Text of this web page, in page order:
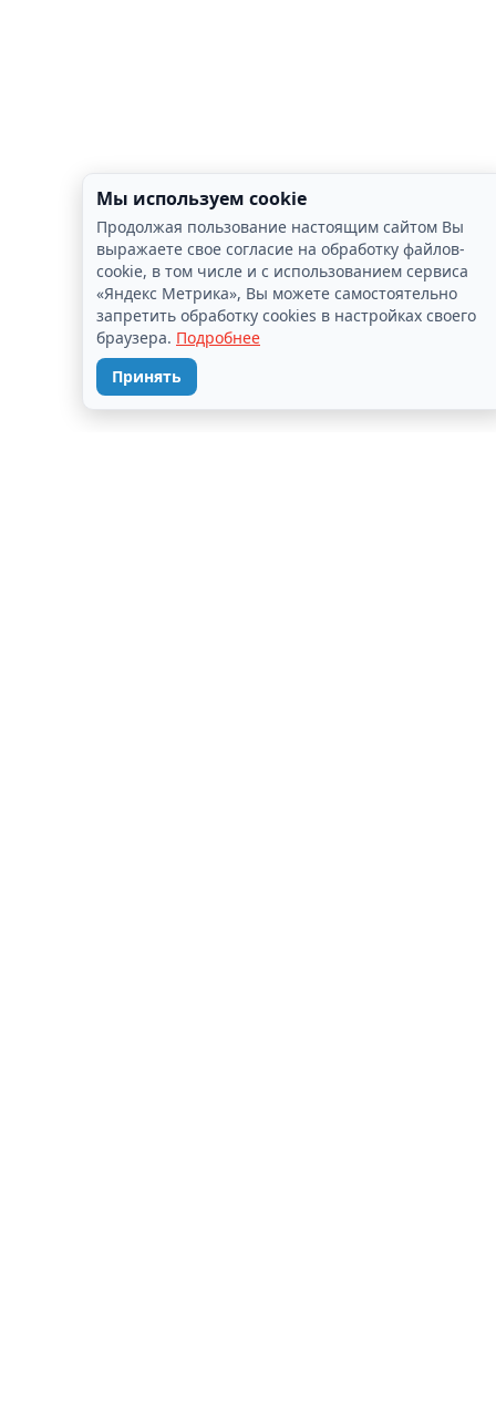
Мы используем cookie
Продолжая пользование настоящим сайтом Вы
выражаете свое согласие на обработку файлов-
cookie, в том числе и с использованием сервиса
«Яндекс Метрика», Вы можете самостоятельно
запретить обработку cookies в настройках своего
браузера. Подробнее
Принять